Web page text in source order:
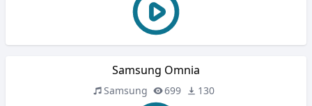
Samsung Omnia
Samsung 699 130